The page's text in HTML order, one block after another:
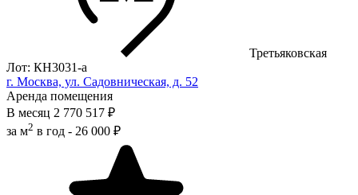
Третьяковская
Лот: КН3031-a
г. Москва, ул. Садовническая, д. 52
Аренда помещения
В месяц 2 770 517 ₽
за м2 в год - 26 000 ₽